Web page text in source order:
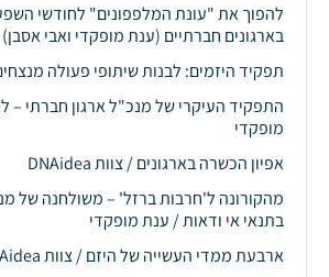
להפוך את "עונת המלפפונים" לחודשי
בארגונים חברתיים (ענת מופקדי ואבי אסבן)
תפקיד היזמים: לבנות שיתופי פעולה
התפקיד העיקרי של מנכ"ל ארגון חברתי –
מופקדי
אפיון הכשרה בארגונים / צוות DNAidea
מהקורונה ל'חרבות ברזל' – משולחנה של
בתנאי אי ודאות / ענת מופקדי
ארבעת ממדי העשייה של היזם / צוות DNAidea